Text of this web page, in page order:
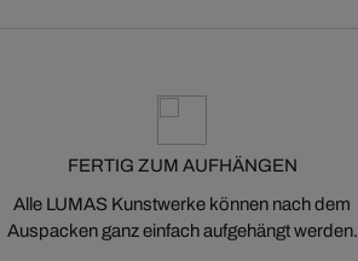
FERTIG ZUM AUFHÄNGEN
Alle LUMAS Kunstwerke können nach dem
Auspacken ganz einfach aufgehängt werden.